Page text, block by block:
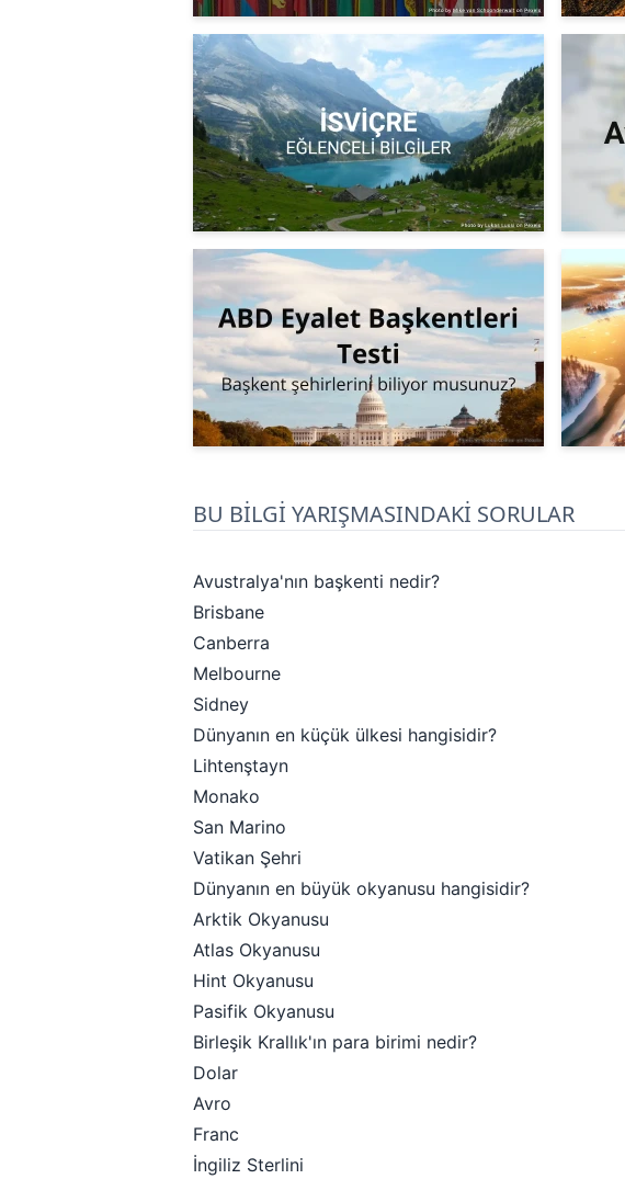
BU BİLGİ YARIŞMASINDAKİ SORULAR
Avustralya'nın başkenti nedir?
Brisbane
Canberra
Melbourne
Sidney
Dünyanın en küçük ülkesi hangisidir?
Lihtenştayn
Monako
San Marino
Vatikan Şehri
Dünyanın en büyük okyanusu hangisidir?
Arktik Okyanusu
Atlas Okyanusu
Hint Okyanusu
Pasifik Okyanusu
Birleşik Krallık'ın para birimi nedir?
Dolar
Avro
Franc
İngiliz Sterlini